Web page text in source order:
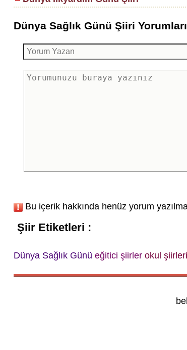
Dünya Sağlık Günü Şiiri
Bu içerik hakkında henüz yorum
Şiir Etiketleri :
Dünya Sağlık Günü eğitici şiirler okul şiirleri